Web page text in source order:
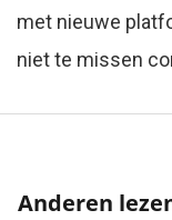
met nieuwe
niet te missen
Anderen